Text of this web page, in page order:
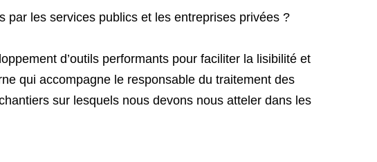
par les services publics et les entreprises privées ?
d’outils performants pour faciliter la lisibilité et
qui accompagne le responsable du traitement des
sur lesquels nous devons nous atteler dans les